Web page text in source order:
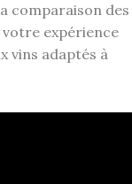
comparaison des
votre expérience
vins adaptés à